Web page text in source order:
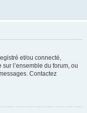
et/ou connecté,
l’ensemble du forum, ou
Contactez